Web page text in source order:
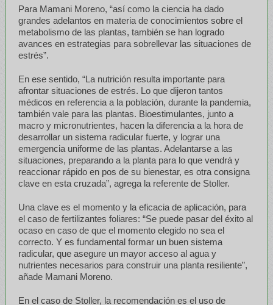
Para Mamani Moreno, “así como la ciencia ha dado
grandes adelantos en materia de conocimientos sobre el
metabolismo de las plantas, también se han logrado
avances en estrategias para sobrellevar las situaciones de
estrés”.
En ese sentido, “La nutrición resulta importante para
afrontar situaciones de estrés. Lo que dijeron tantos
médicos en referencia a la población, durante la pandemia,
también vale para las plantas. Bioestimulantes, junto a
macro y micronutrientes, hacen la diferencia a la hora de
desarrollar un sistema radicular fuerte, y lograr una
emergencia uniforme de las plantas. Adelantarse a las
situaciones, preparando a la planta para lo que vendrá y
reaccionar rápido en pos de su bienestar, es otra consigna
clave en esta cruzada”, agrega la referente de Stoller.
Una clave es el momento y la eficacia de aplicación, para
el caso de fertilizantes foliares: “Se puede pasar del éxito al
ocaso en caso de que el momento elegido no sea el
correcto. Y es fundamental formar un buen sistema
radicular, que asegure un mayor acceso al agua y
nutrientes necesarios para construir una planta resiliente”,
añade Mamani Moreno.
En el caso de Stoller, la recomendación es el uso de